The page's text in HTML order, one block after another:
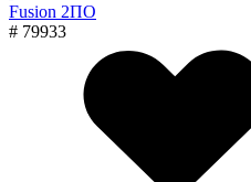
Fusion 2ПО
# 79933